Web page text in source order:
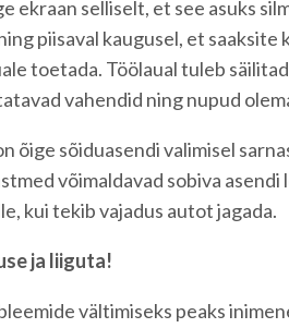
ekraan selliselt, et see asuks
piisaval kaugusel, et saaksite
toetada. Töölaual tuleb
vahendid ning nupud
õige sõiduasendi valimisel
võimaldavad sobiva
kui tekib vajadus autot jagada.
ja liiguta!
vältimiseks peaks